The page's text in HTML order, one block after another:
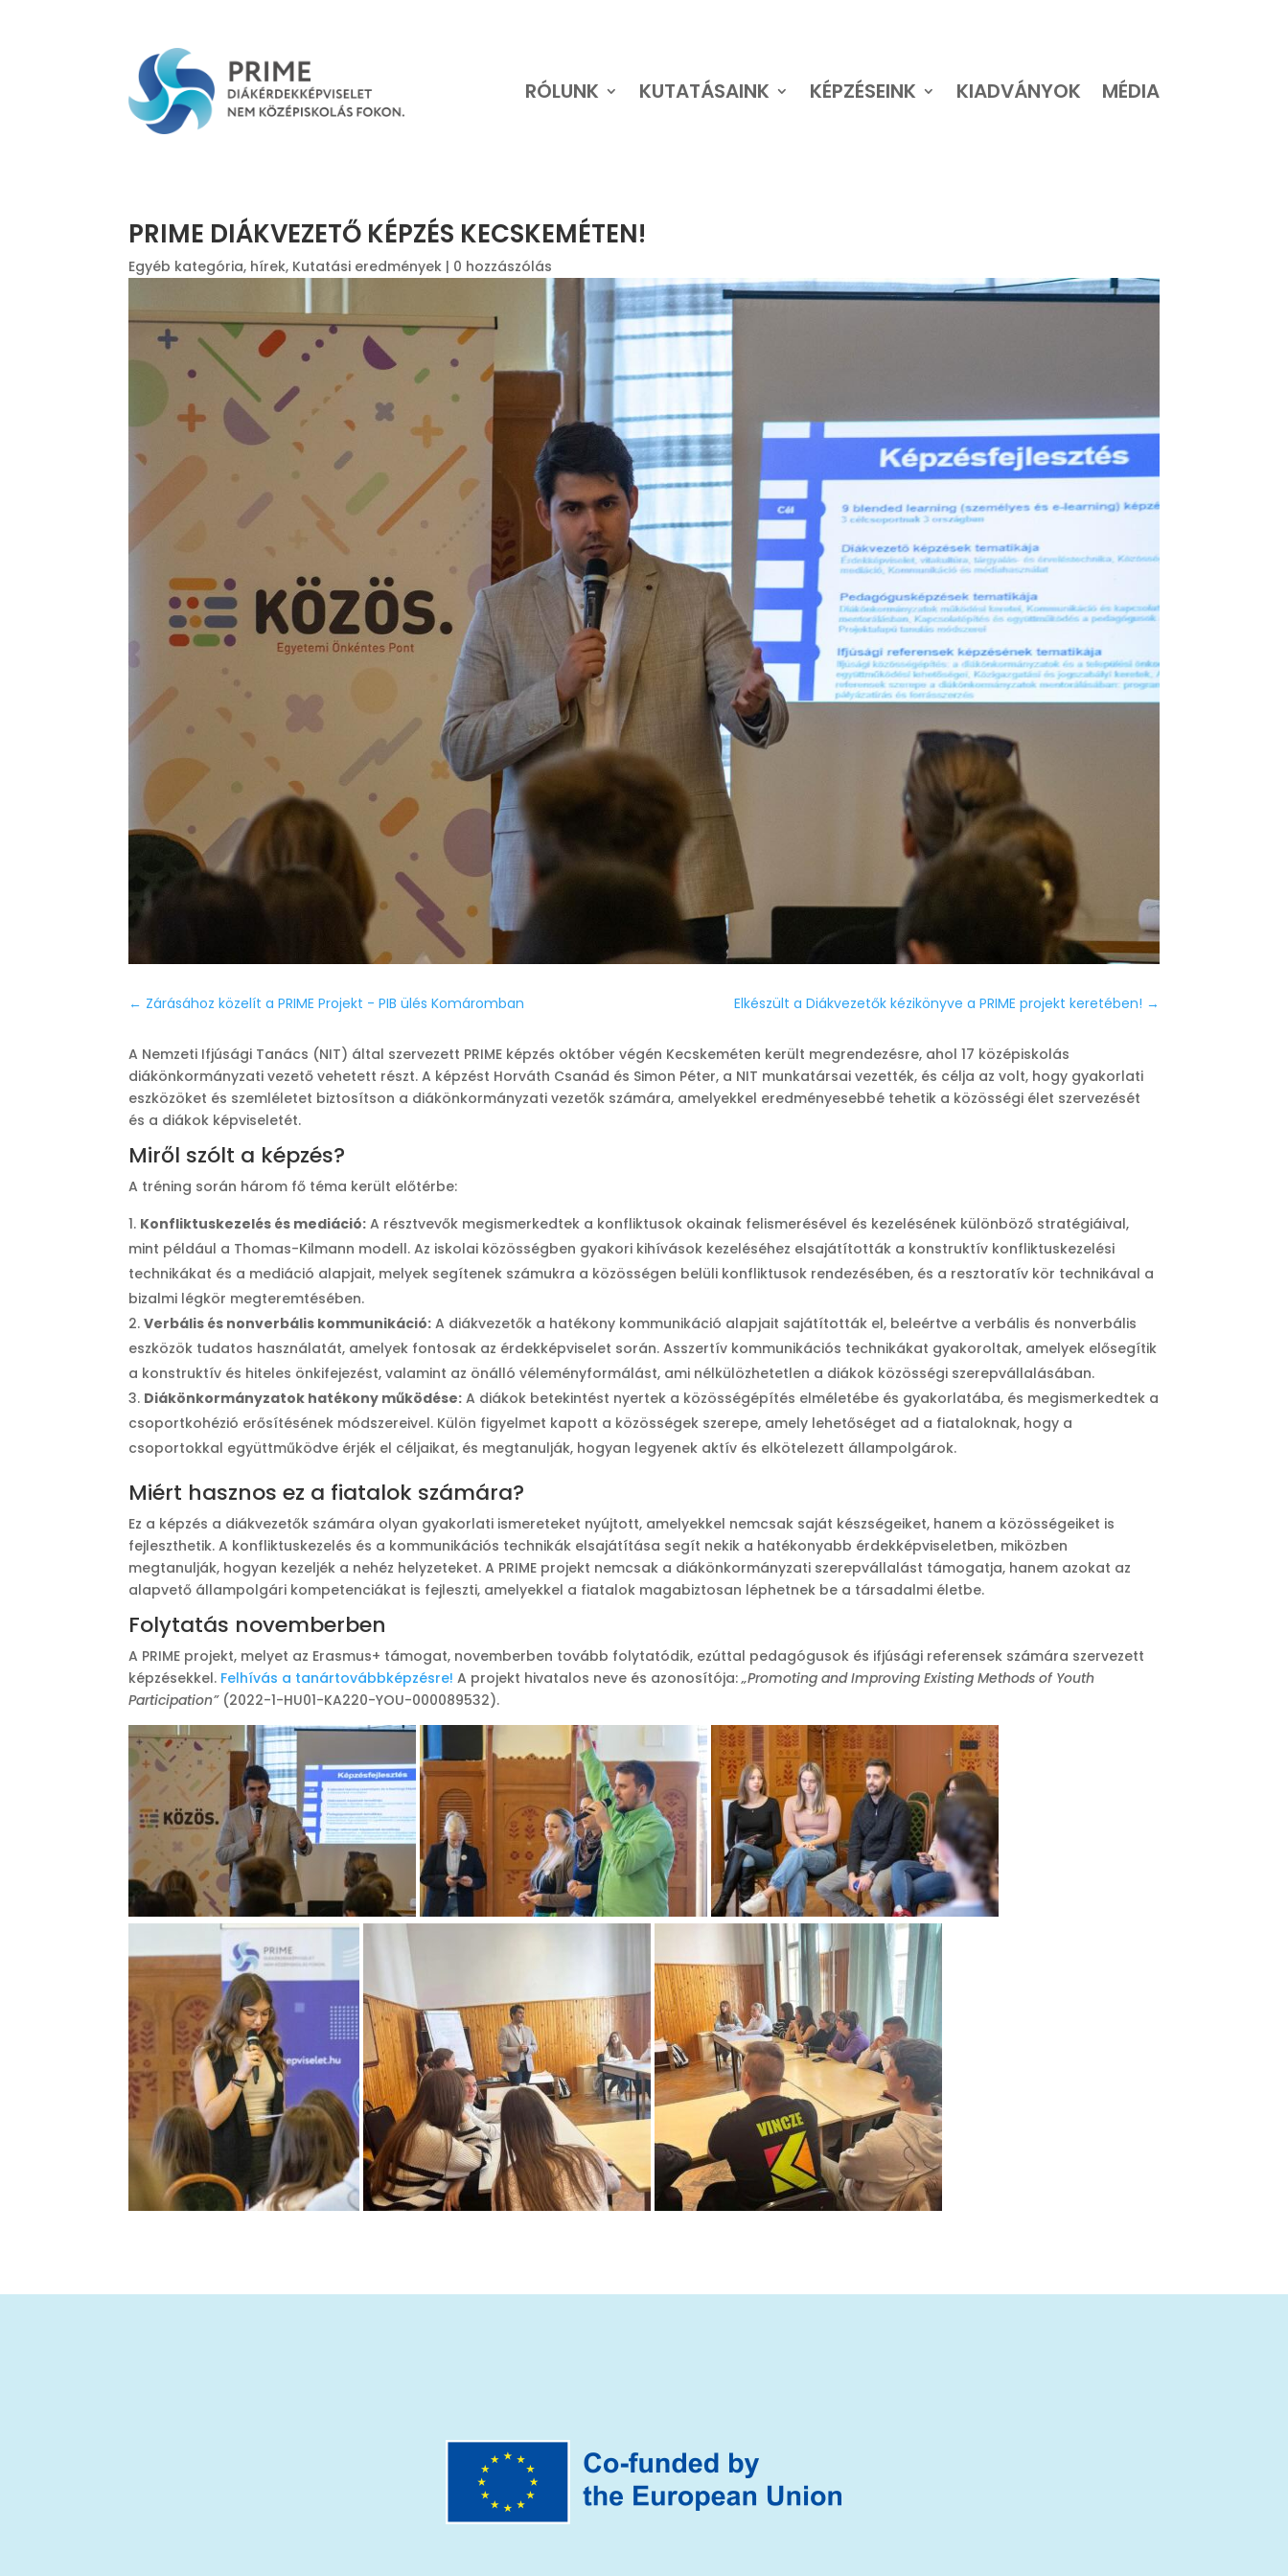
RÓLUNK KUTATÁSAINK KÉPZÉSEINK KIADVÁNYOK MÉDIA
PRIME DIÁKVEZETŐ KÉPZÉS KECSKEMÉTEN!
Egyéb kategória, hírek, Kutatási eredmények | 0 hozzászólás
← Zárásához közelít a PRIME Projekt - PIB ülés Komáromban Elkészült a Diákvezetők kézikönyve a PRIME projekt keretében! →
A Nemzeti Ifjúsági Tanács (NIT) által szervezett PRIME képzés október végén Kecskeméten került megrendezésre, ahol 17 középiskolás
diákönkormányzati vezető vehetett részt. A képzést Horváth Csanád és Simon Péter, a NIT munkatársai vezették, és célja az volt, hogy gyakorlati
eszközöket és szemléletet biztosítson a diákönkormányzati vezetők számára, amelyekkel eredményesebbé tehetik a közösségi élet szervezését
és a diákok képviseletét.
Miről szólt a képzés?
A tréning során három fő téma került előtérbe:
Konfliktuskezelés és mediáció: A résztvevők megismerkedtek a konfliktusok okainak felismerésével és kezelésének különböző stratégiáival,
mint például a Thomas-Kilmann modell. Az iskolai közösségben gyakori kihívások kezeléséhez elsajátították a konstruktív konfliktuskezelési
technikákat és a mediáció alapjait, melyek segítenek számukra a közösségen belüli konfliktusok rendezésében, és a resztoratív kör technikával a
bizalmi légkör megteremtésében​.
Verbális és nonverbális kommunikáció: A diákvezetők a hatékony kommunikáció alapjait sajátították el, beleértve a verbális és nonverbális
eszközök tudatos használatát, amelyek fontosak az érdekképviselet során. Asszertív kommunikációs technikákat gyakoroltak, amelyek elősegítik
a konstruktív és hiteles önkifejezést, valamint az önálló véleményformálást, ami nélkülözhetetlen a diákok közösségi szerepvállalásában.
Diákönkormányzatok hatékony működése: A diákok betekintést nyertek a közösségépítés elméletébe és gyakorlatába, és megismerkedtek a
csoportkohézió erősítésének módszereivel. Külön figyelmet kapott a közösségek szerepe, amely lehetőséget ad a fiataloknak, hogy a
csoportokkal együttműködve érjék el céljaikat, és megtanulják, hogyan legyenek aktív és elkötelezett állampolgárok​.
Miért hasznos ez a fiatalok számára?
Ez a képzés a diákvezetők számára olyan gyakorlati ismereteket nyújtott, amelyekkel nemcsak saját készségeiket, hanem a közösségeiket is
fejleszthetik. A konfliktuskezelés és a kommunikációs technikák elsajátítása segít nekik a hatékonyabb érdekképviseletben, miközben
megtanulják, hogyan kezeljék a nehéz helyzeteket. A PRIME projekt nemcsak a diákönkormányzati szerepvállalást támogatja, hanem azokat az
alapvető állampolgári kompetenciákat is fejleszti, amelyekkel a fiatalok magabiztosan léphetnek be a társadalmi életbe.
Folytatás novemberben
A PRIME projekt, melyet az Erasmus+ támogat, novemberben tovább folytatódik, ezúttal pedagógusok és ifjúsági referensek számára szervezett
képzésekkel. Felhívás a tanártovábbképzésre! A projekt hivatalos neve és azonosítója:„Promoting and Improving Existing Methods of Youth
Participation”(2022-1-HU01-KA220-YOU-000089532).